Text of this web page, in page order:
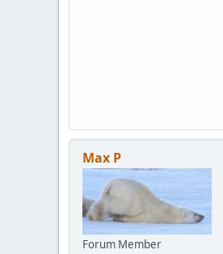
Max P
Forum Member